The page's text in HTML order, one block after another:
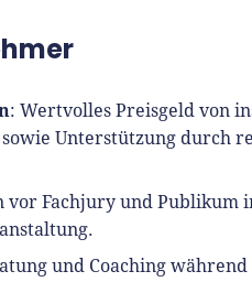
: Wertvolles Preisgeld von
Unterstützung durch
vor Fachjury und Publikum
und Coaching während